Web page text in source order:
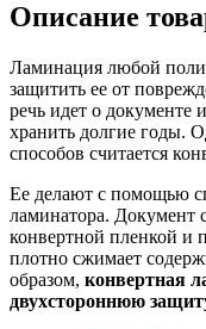
Описание
Ламинация любой
защитить ее от
речь идет о документе
хранить долгие годы.
способов считается
Ее делают с помощью
ламинатора. Документ
конвертной пленкой и
плотно сжимает
образом, конвертная
двухстороннюю